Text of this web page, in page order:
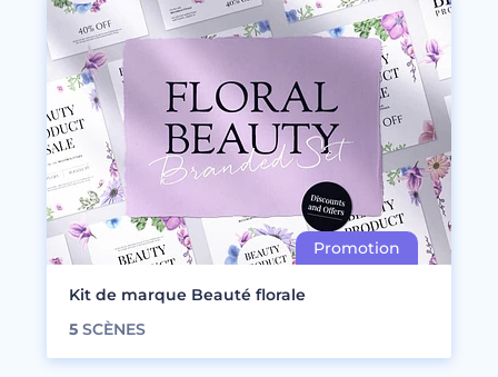
Kit de marque Beauté florale
5 SCÈNES